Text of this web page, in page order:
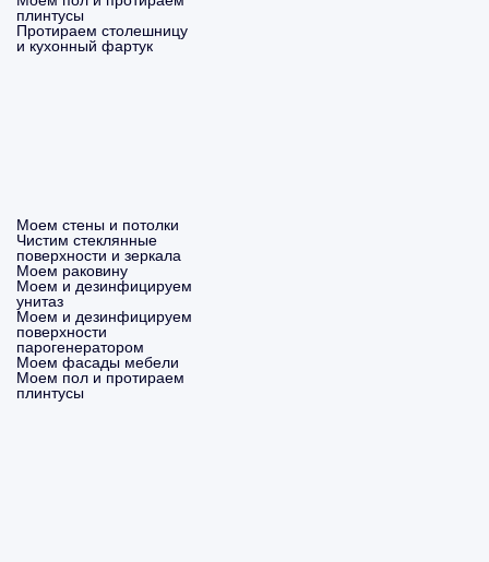
плинтусы
Протираем столешницу
и кухонный фартук
Моем стены и потолки
Чистим стеклянные
поверхности и зеркала
Моем раковину
Моем и дезинфицируем
унитаз
Моем и дезинфицируем
поверхности
парогенератором
Моем фасады мебели
Моем пол и протираем
плинтусы